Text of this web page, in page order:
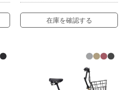
在庫を確認する